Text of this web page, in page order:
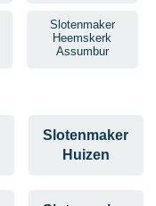
Slotenmaker
Heemskerk
Assumbur
Slotenmaker
Huizen